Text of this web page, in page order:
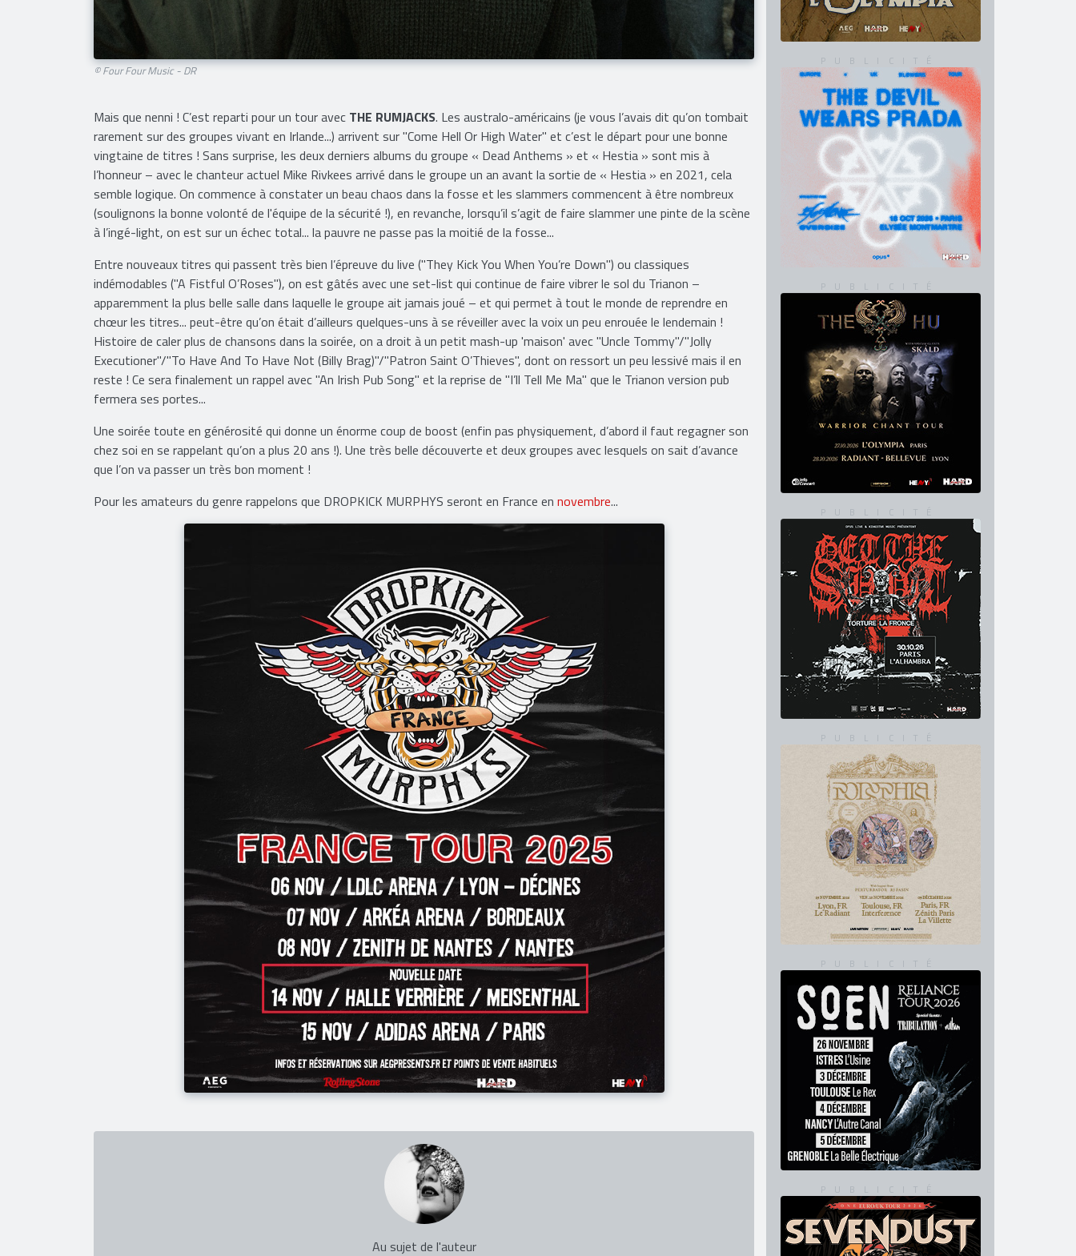
© Four Four Music - DR
Mais que nenni ! C’est reparti pour un tour avec THE RUMJACKS. Les australo-américains (je vous l’avais dit qu’on tombait
rarement sur des groupes vivant en Irlande...) arrivent sur "Come Hell Or High Water" et c’est le départ pour une bonne
vingtaine de titres ! Sans surprise, les deux derniers albums du groupe « Dead Anthems » et « Hestia » sont mis à
l’honneur – avec le chanteur actuel Mike Rivkees arrivé dans le groupe un an avant la sortie de « Hestia » en 2021, cela
semble logique. On commence à constater un beau chaos dans la fosse et les slammers commencent à être nombreux
(soulignons la bonne volonté de l'équipe de la sécurité !), en revanche, lorsqu’il s’agit de faire slammer une pinte de la scène
à l’ingé-light, on est sur un échec total... la pauvre ne passe pas la moitié de la fosse...
Entre nouveaux titres qui passent très bien l’épreuve du live ("They Kick You When You’re Down") ou classiques
indémodables ("A Fistful O’Roses"), on est gâtés avec une set-list qui continue de faire vibrer le sol du Trianon –
apparemment la plus belle salle dans laquelle le groupe ait jamais joué – et qui permet à tout le monde de reprendre en
chœur les titres... peut-être qu’on était d’ailleurs quelques-uns à se réveiller avec la voix un peu enrouée le lendemain !
Histoire de caler plus de chansons dans la soirée, on a droit à un petit mash-up 'maison' avec "Uncle Tommy"/"Jolly
Executioner"/"To Have And To Have Not (Billy Brag)"/"Patron Saint O’Thieves", dont on ressort un peu lessivé mais il en
reste ! Ce sera finalement un rappel avec "An Irish Pub Song" et la reprise de "I’ll Tell Me Ma" que le Trianon version pub
fermera ses portes...
Une soirée toute en générosité qui donne un énorme coup de boost (enfin pas physiquement, d’abord il faut regagner son
chez soi en se rappelant qu’on a plus 20 ans !). Une très belle découverte et deux groupes avec lesquels on sait d’avance
que l’on va passer un très bon moment !
Pour les amateurs du genre rappelons que DROPKICK MURPHYS seront en France en novembre...
Au sujet de l'auteur